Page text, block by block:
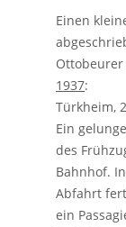
Einen
1937:
Türkheim,
Ein
des
Bahnhof.
Abfahrt
ein